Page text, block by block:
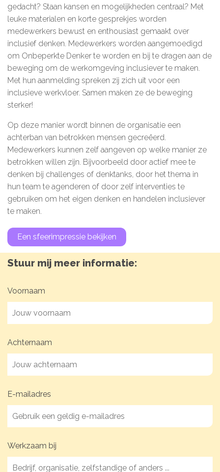
gedacht? Staan kansen en mogelijkheden centraal? Met
leuke materialen en korte gesprekjes worden
medewerkers bewust en enthousiast gemaakt over
inclusief denken. Medewerkers worden aangemoedigd
om Onbeperkte Denker te worden en bij te dragen aan de
beweging om de werkomgeving inclusiever te maken.
Met hun aanmelding spreken zij zich uit voor een
inclusieve werkvloer. Samen maken ze de beweging
sterker!
Op deze manier wordt binnen de organisatie een
achterban van betrokken mensen gecreëerd.
Medewerkers kunnen zelf aangeven op welke manier ze
betrokken willen zijn. Bijvoorbeeld door actief mee te
denken bij challenges of denktanks, door het thema in
hun team te agenderen of door zelf interventies te
gebruiken om het eigen denken en handelen inclusiever
te maken.
Een sfeerimpressie bekijken
Stuur mij meer informatie:
Voornaam
Achternaam
E-mailadres
Werkzaam bij